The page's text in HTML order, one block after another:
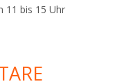
11 bis 15 Uhr